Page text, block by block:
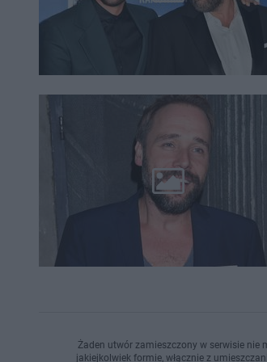
Żaden utwór zamieszczony w serwisie
jakiejkolwiek formie, włącznie z